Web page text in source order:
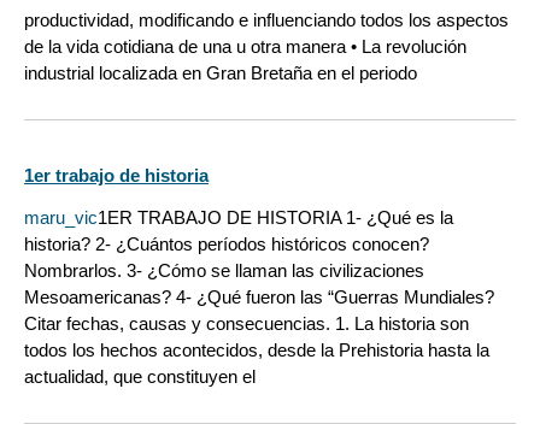
productividad, modificando e influenciando todos los aspectos
de la vida cotidiana de una u otra manera • La revolución
industrial localizada en Gran Bretaña en el periodo
1er trabajo de historia
maru_vic1ER TRABAJO DE HISTORIA 1- ¿Qué es la
historia? 2- ¿Cuántos períodos históricos conocen?
Nombrarlos. 3- ¿Cómo se llaman las civilizaciones
Mesoamericanas? 4- ¿Qué fueron las “Guerras Mundiales?
Citar fechas, causas y consecuencias. 1. La historia son
todos los hechos acontecidos, desde la Prehistoria hasta la
actualidad, que constituyen el